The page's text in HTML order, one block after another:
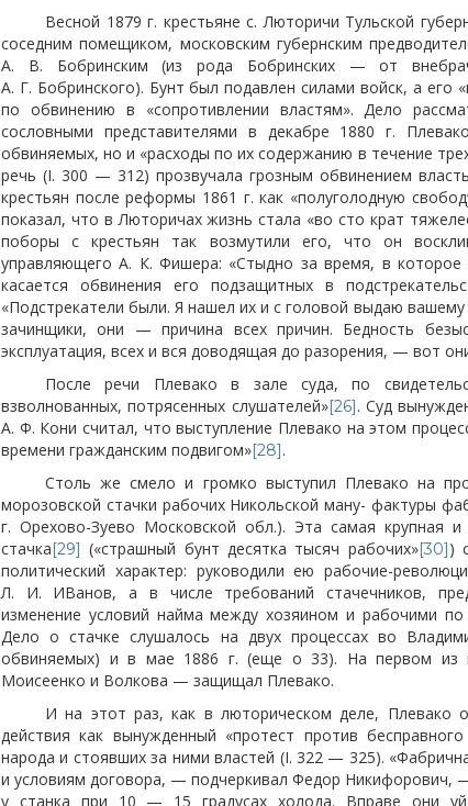
Весной 1879 г. крестьяне с. Люторичи Тульской
соседним помещиком, московским губернским
А. В. Бобринским (из рода Бобринских — от
А. Г. Бобринского). Бунт был подавлен силами войск, а его
по обвинению в «сопротивлении властям». Дело
сословными представителями в декабре 1880 г.
обвиняемых, но и «расходы по их содержанию в течение
речь (I. 300 — 312) прозвучала грозным обвинением
крестьян после реформы 1861 г. как «полуголодную
показал, что в Люторичах жизнь стала «во сто крат
поборы с крестьян так возмутили его, что он
управляющего А. К. Фишера: «Стыдно за время, в
касается обвинения его подзащитных в
«Подстрекатели были. Я нашел их и с головой выдаю
зачинщики, они — причина всех причин. Бедность
эксплуатация, всех и вся доводящая до разорения, — вот
После речи Плевако в зале суда, по
взволнованных, потрясенных слушателей»[26]. Суд
А. Ф. Кони считал, что выступление Плевако на этом
времени гражданским подвигом»[28].
Столь же смело и громко выступил Плевако на
морозовской стачки рабочих Никольской ману- фактуры
г. Орехово-Зуево Московской обл.). Эта самая крупная
стачка[29] («страшный бунт десятка тысяч рабочих»[30])
политический характер: руководили ею рабочие-
Л. И. ИВанов, а в числе требований стачечников,
изменение условий найма между хозяином и рабочими по
Дело о стачке слушалось на двух процессах во
обвиняемых) и в мае 1886 г. (еще о 33). На первом из
Моисеенко и Волкова — защищал Плевако.
И на этот раз, как в люторическом деле, Плевако
действия как вынужденный «протест против
народа и стоявших за ними властей (I. 322 — 325).
и условиям договора, — подчеркивал Федор Никифорович,
у станка при 10 — 15 градусах холода. Вправе они